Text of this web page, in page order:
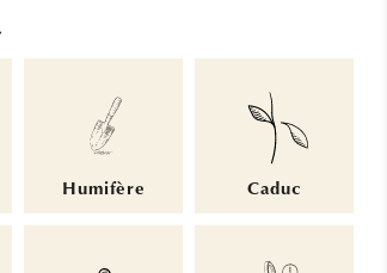
Humifère Caduc